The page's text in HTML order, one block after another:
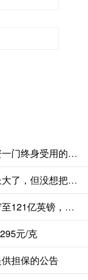
期货配资杠杆平台 住月子中心？不如投资一门终身受用的技能
天赐配资平台 内娱模范夫妻，一双儿女长大了，但没想把他们往娱乐圈推
龙辉优配官网 英国经常账户赤字大幅收窄至121亿英镑，创2024年三季度以来新低
元/克
担保的公告